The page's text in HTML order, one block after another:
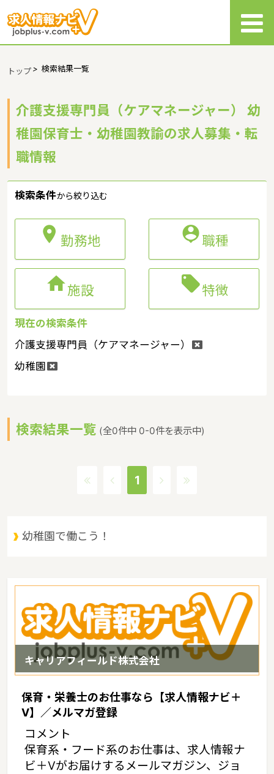
トップ> 検索結果一覧
介護支援専門員（ケアマネージャー） 幼
稚園保育士・幼稚園教諭の求人募集・転
職情報
検索条件から絞り込む
 勤務地 職種
施設 特徴
現在の検索条件
介護支援専門員（ケアマネージャー）
幼稚園
検索結果一覧 (全0件中 0-0件を表示中)
1
幼稚園で働こう！
キャリアフィールド株式会社
保育・栄養士のお仕事なら【求人情報ナビ＋
V】／メルマガ登録
コメント
保育系・フード系のお仕事は、求人情報ナ
ビ＋Vがお届けするメールマガジン、ジョ